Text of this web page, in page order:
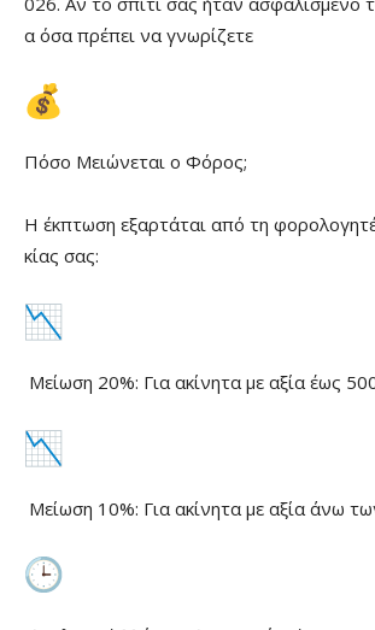
α όσα πρέπει να γνωρίζετε
Πόσο Μειώνεται ο Φόρος;
Η έκπτωση εξαρτάται από τη
κίας σας:
Μείωση 20%: Για ακίνητα με αξία έως
Μείωση 10%: Για ακίνητα με αξία άνω